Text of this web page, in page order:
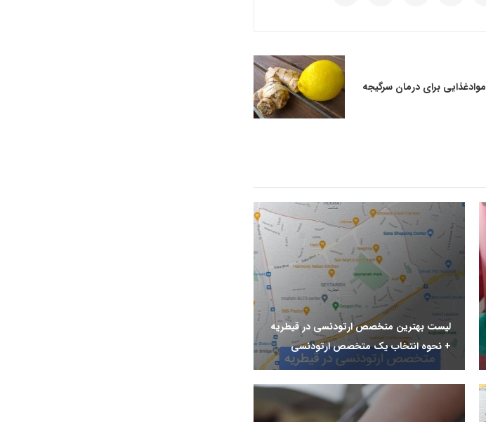
موادغذایی برای درمان سرگیجه
لیست بهترین متخصص ارتودنسی در قیطریه
+ نحوه انتخاب یک متخصص ارتودنسی